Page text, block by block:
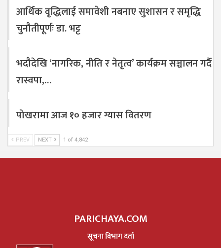
आर्थिक वृद्धिलाई समावेशी नबनाए सुशासन र समृद्धि
चुनौतीपूर्णः डा. भट्ट
भदौदेखि ‘नागरिक, नीति र नेतृत्व’ कार्यक्रम सञ्चालन गर्दै
रास्वपा,…
पोखरामा आज १० हजार ग्यास वितरण
PREV NEXT 1 of 4,842
PARICHAYA.COM
सूचना विभाग दर्ता